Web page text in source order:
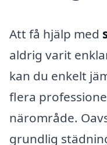
Att få hjälp med
aldrig varit
kan du enkelt
flera
närområde.
grundlig